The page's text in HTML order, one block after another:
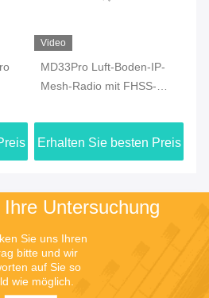
Video
MD33Pro Luft-Boden-IP-
Mesh-Radio mit FHSS-
Erhalten Sie besten Preis
Untersuchung
Sie uns Ihren
bitte und wir
auf Sie so
wie möglich.